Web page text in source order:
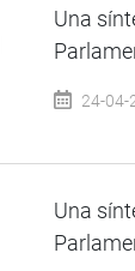
Una
24-04-
Una